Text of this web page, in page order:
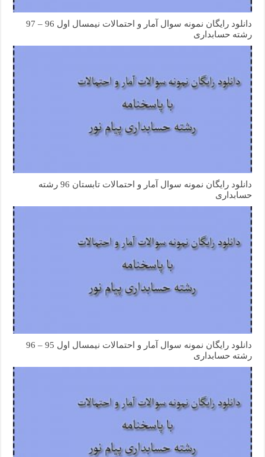
دانلود رایگان نمونه سوال آمار و احتمالات نیمسال اول 96 – 97
رشته حسابداری
دانلود رایگان نمونه سوال آمار و احتمالات تابستان 96 رشته
حسابداری
دانلود رایگان نمونه سوال آمار و احتمالات نیمسال اول 95 – 96
رشته حسابداری